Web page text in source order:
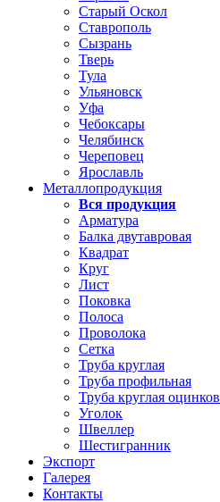
Старый Оскол
Ставрополь
Сызрань
Тверь
Тула
Ульяновск
Уфа
Чебоксары
Челябинск
Череповец
Ярославль
Металлопродукция
Вся продукция
Арматура
Балка двутавровая
Квадрат
Круг
Лист
Поковка
Полоса
Проволока
Сетка
Труба круглая
Труба профильная
Труба круглая
Уголок
Швеллер
Шестигранник
Экспорт
Галерея
Контакты